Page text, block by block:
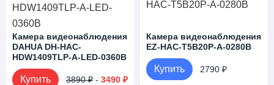
Камера видеонаблюдения
DAHUA DH-HAC-
HDW1409TLP-A-LED-0360B
Купить 3890 ₽ - 3490 ₽
Камера видеонаблюдения
EZ-HAC-T5B20P-A-0280B
Купить 2790 ₽